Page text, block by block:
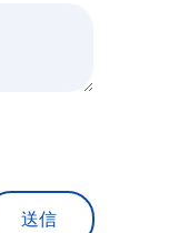
送信